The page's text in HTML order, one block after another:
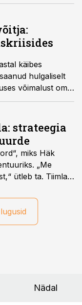
käibes
hulgaliselt
võimalust oma
strateegia
miks Häk
„Me
ütleb ta. Tiimla
mõtlema, mida
Nädal